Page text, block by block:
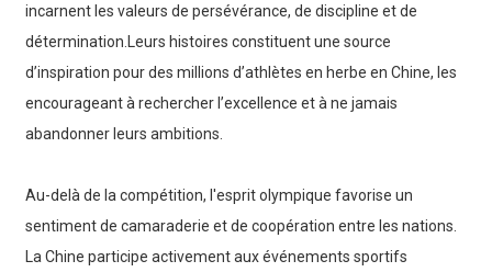
incarnent les valeurs de persévérance, de discipline et de
détermination.Leurs histoires constituent une source
d’inspiration pour des millions d’athlètes en herbe en Chine, les
encourageant à rechercher l’excellence et à ne jamais
abandonner leurs ambitions.
Au-delà de la compétition, l'esprit olympique favorise un
sentiment de camaraderie et de coopération entre les nations.
La Chine participe activement aux événements sportifs